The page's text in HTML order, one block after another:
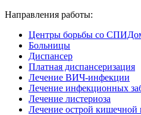
Направления работы:
Центры борьбы со
Больницы
Диспансер
Платная диспансеризация
Лечение ВИЧ-инфекции
Лечение инфекционных
Лечение листериоза
Лечение острой кишечной